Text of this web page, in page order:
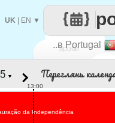
Зроби
..в Portugal
UK EN ▼
▼ Переглянь
13:00
da Independência